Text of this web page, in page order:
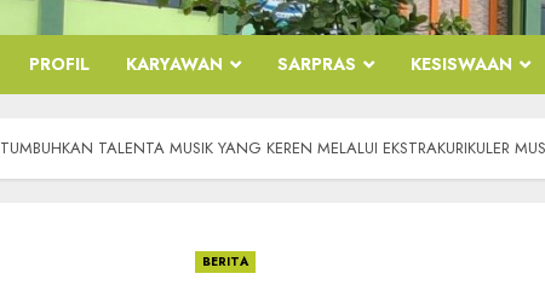
PROFIL KARYAWAN SARPRAS KESISWAAN
TUMBUHKAN TALENTA MUSIK YANG KEREN MELALUI EKSTRAKURIKULER
BERITA